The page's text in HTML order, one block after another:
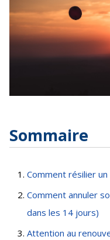
Sommaire
Comment résilier
Comment annuler
dans les 14 jours)
Attention au